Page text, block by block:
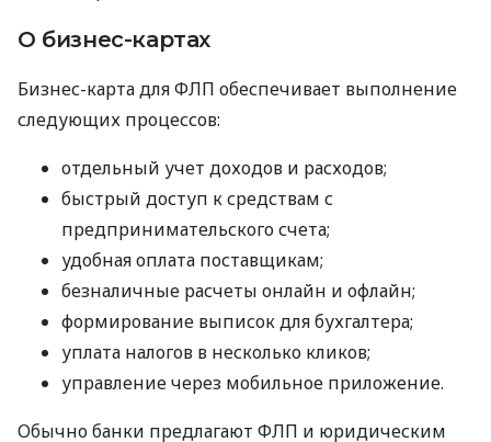
О бизнес-картах
Бизнес-карта для ФЛП обеспечивает выполнение
следующих процессов:
отдельный учет доходов и расходов;
быстрый доступ к средствам с
предпринимательского счета;
удобная оплата поставщикам;
безналичные расчеты онлайн и офлайн;
формирование выписок для бухгалтера;
уплата налогов в несколько кликов;
управление через мобильное приложение.
Обычно банки предлагают ФЛП и юридическим